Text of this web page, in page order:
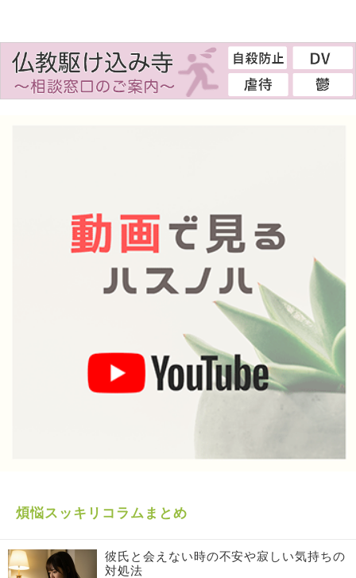
煩悩スッキリコラムまとめ
彼氏と会えない時の不安や寂しい気持ちの
対処法